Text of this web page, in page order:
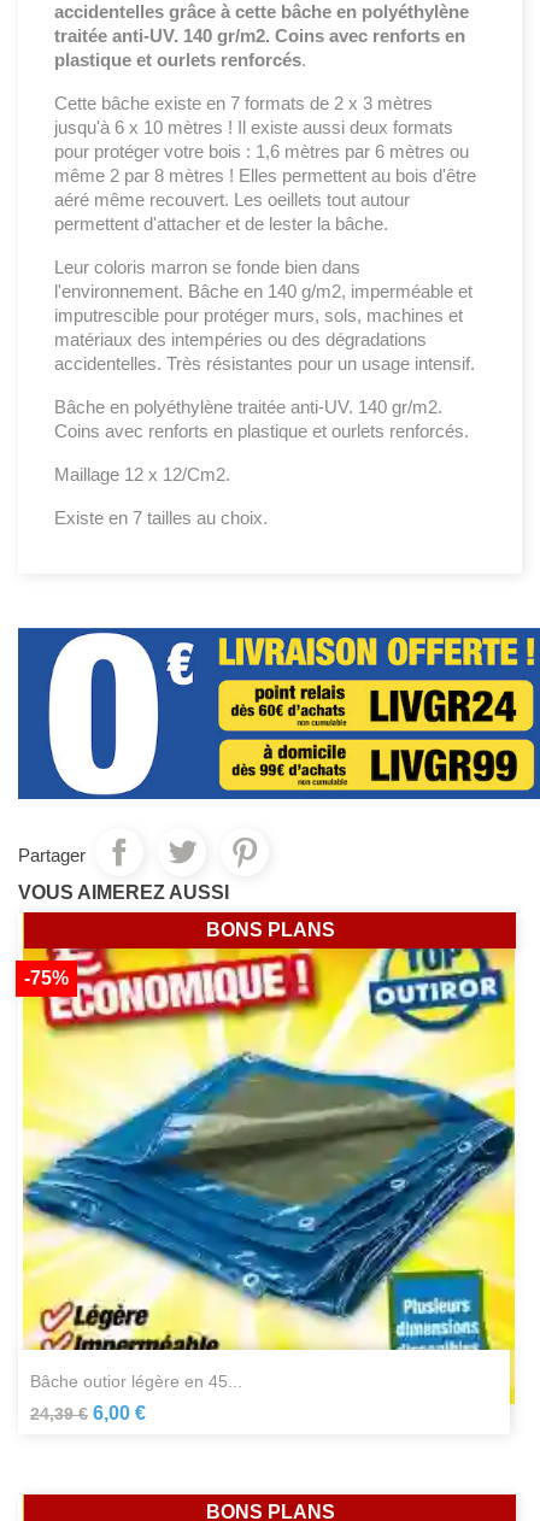
accidentelles grâce à cette bâche en polyéthylène
traitée anti-UV. 140 gr/m2. Coins avec renforts en
plastique et ourlets renforcés.
Cette bâche existe en 7 formats de 2 x 3 mètres
jusqu'à 6 x 10 mètres ! Il existe aussi deux formats
pour protéger votre bois : 1,6 mètres par 6 mètres ou
même 2 par 8 mètres ! Elles permettent au bois d'être
aéré même recouvert. Les oeillets tout autour
permettent d'attacher et de lester la bâche.
Leur coloris marron se fonde bien dans
l'environnement. Bâche en 140 g/m2, imperméable et
imputrescible pour protéger murs, sols, machines et
matériaux des intempéries ou des dégradations
accidentelles. Très résistantes pour un usage intensif.
Bâche en polyéthylène traitée anti-UV. 140 gr/m2.
Coins avec renforts en plastique et ourlets renforcés.
Maillage 12 x 12/Cm2.
Existe en 7 tailles au choix.
Partager
VOUS AIMEREZ AUSSI
bâche outior légère en 45...
24,39 €
-75%
6,00 €
BONS PLANS
BONS PLANS